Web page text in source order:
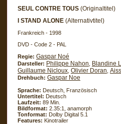
SEUL CONTRE TOUS (Originaltitel)
I STAND ALONE (Alternativtitel)
Frankreich - 1998
DVD - Code 2 - PAL
Regie: Gaspar Noé
Darsteller: Philippe Nahon Blandine
Guillaume Nicloux Olivier Doran
Drehbuch: Gaspar Noe
Sprache: Deutsch, Französisch
Untertitel: Deutsch
Laufzeit: 89 Min.
Bildformat: 2.35:1, anamorph
Tonformat: Dolby Digital 5.1
Features: Kinotrailer